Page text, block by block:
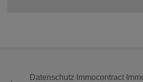
Datenschutz Immocontract